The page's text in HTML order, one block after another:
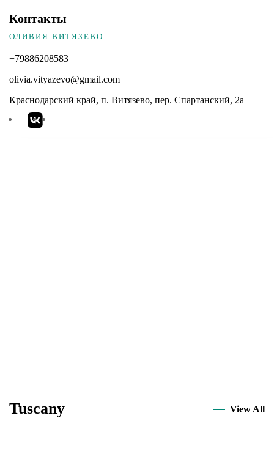
Контакты
ОЛИВИЯ ВИТЯЗЕВО
+79886208583
olivia.vityazevo@gmail.com
Краснодарский край, п. Витязево, пер. Спартанский, 2а
Tuscany View All